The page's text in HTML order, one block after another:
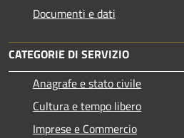
Documenti e dati
CATEGORIE DI SERVIZIO
Anagrafe e stato civile
Cultura e tempo libero
Imprese e Commercio